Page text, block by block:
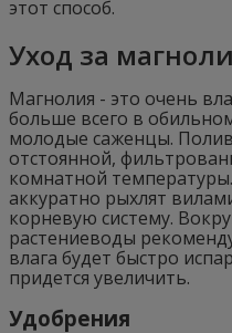
этот способ.
Уход за
Магнолия - это очень
больше всего в
молодые саженцы.
отстоянной,
комнатной
аккуратно рыхлят
корневую систему.
растениеводы
влага будет быстро
придется увеличить.
Удобрения